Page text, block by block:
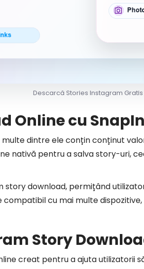
Descarcă Stories Instagram Gratis
Online cu
dintre ele conțin conținut
nativă pentru a salva story-uri,
story download, permițând
cu mai multe
Story
creat pentru a ajuta utilizatorii